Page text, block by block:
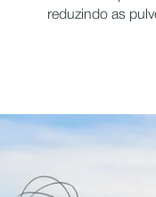
reduzindo as